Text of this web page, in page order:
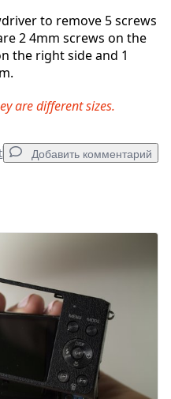
to remove 5 screws
2 4mm screws on the
the right side and 1
are different sizes.
Добавить комментарий
Оставить комментарий